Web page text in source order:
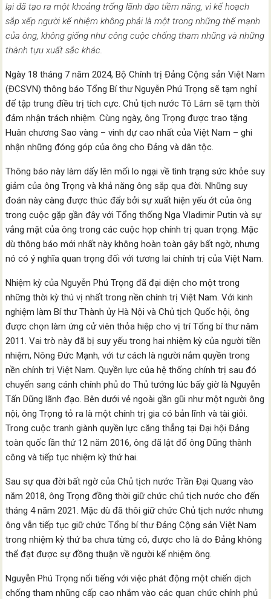
lại đã tạo ra một khoảng trống lãnh đạo tiềm năng, vì kế hoạch
sắp xếp người kế nhiệm không phải là một trong những thế mạnh
của ông, không giống như công cuộc chống tham nhũng và những
thành tựu xuất sắc khác.
Ngày 18 tháng 7 năm 2024, Bộ Chính trị Đảng Cộng sản Việt Nam
(ĐCSVN) thông báo Tổng Bí thư Nguyễn Phú Trọng sẽ tạm nghỉ
để tập trung điều trị tích cực. Chủ tịch nước Tô Lâm sẽ tạm thời
đảm nhận trách nhiệm. Cùng ngày, ông Trọng được trao tặng
Huân chương Sao vàng – vinh dự cao nhất của Việt Nam – ghi
nhận những đóng góp của ông cho Đảng và dân tộc.
Thông báo này làm dấy lên mối lo ngại về tình trạng sức khỏe suy
giảm của ông Trọng và khả năng ông sắp qua đời. Những suy
đoán này càng được thúc đẩy bởi sự xuất hiện yếu ớt của ông
trong cuộc gặp gần đây với Tổng thống Nga Vladimir Putin và sự
vắng mặt của ông trong các cuộc họp chính trị quan trọng. Mặc
dù thông báo mới nhất này không hoàn toàn gây bất ngờ, nhưng
nó có ý nghĩa quan trọng đối với tương lai chính trị của Việt Nam.
Nhiệm kỳ của Nguyễn Phú Trọng đã đại diện cho một trong
những thời kỳ thú vị nhất trong nền chính trị Việt Nam. Với kinh
nghiệm làm Bí thư Thành ủy Hà Nội và Chủ tịch Quốc hội, ông
được chọn làm ứng cử viên thỏa hiệp cho vị trí Tổng bí thư năm
2011. Vai trò này đã bị suy yếu trong hai nhiệm kỳ của người tiền
nhiệm, Nông Đức Mạnh, với tư cách là người nắm quyền trong
nền chính trị Việt Nam. Quyền lực của hệ thống chính trị sau đó
chuyển sang cánh chính phủ do Thủ tướng lúc bấy giờ là Nguyễn
Tấn Dũng lãnh đạo. Bên dưới vẻ ngoài gần gũi như một người ông
nội, ông Trọng tỏ ra là một chính trị gia có bản lĩnh và tài giỏi.
Trong cuộc tranh giành quyền lực căng thẳng tại Đại hội Đảng
toàn quốc lần thứ 12 năm 2016, ông đã lật đổ ông Dũng thành
công và tiếp tục nhiệm kỳ thứ hai.
Sau sự qua đời bất ngờ của Chủ tịch nước Trần Đại Quang vào
năm 2018, ông Trọng đồng thời giữ chức chủ tịch nước cho đến
tháng 4 năm 2021. Mặc dù đã thôi giữ chức Chủ tịch nước nhưng
ông vẫn tiếp tục giữ chức Tổng bí thư Đảng Cộng sản Việt Nam
trong nhiệm kỳ thứ ba chưa từng có, được cho là do Đảng không
thể đạt được sự đồng thuận về người kế nhiệm ông.
Nguyễn Phú Trọng nổi tiếng với việc phát động một chiến dịch
chống tham nhũng cấp cao nhắm vào các quan chức chính phủ